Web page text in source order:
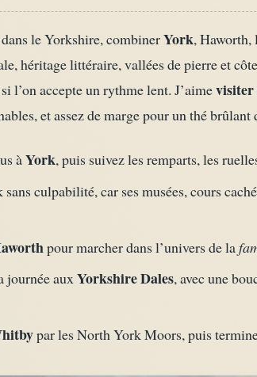
le Yorkshire, combinerYork, Haworth,
héritage littéraire, vallées de pierre et
l’on accepte un rythme lent. J’aimevisiter
et assez de marge pour un thé
àYork, puis suivez les remparts, les
culpabilité, car ses musées, cours
pour marcher dans l’univers de la
journée auxYorkshire Dales, avec une
par les North York Moors, puis